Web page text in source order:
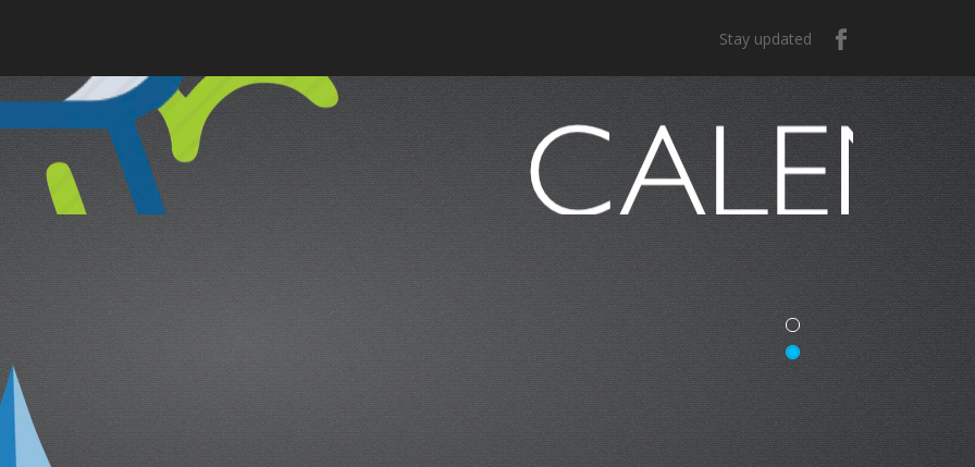
Stay updated
es el mejor calentador solar de México